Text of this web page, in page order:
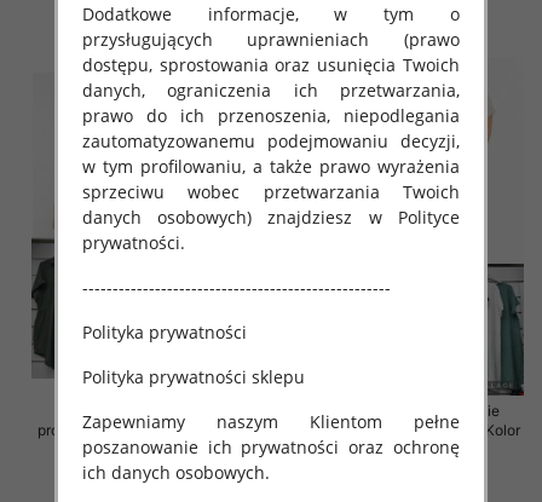
szczegóły szczegóły
produkt) Roz Standard, Mix Kolor
Paczka 5 szt
35.00 zł
Sukienki damskie (Włoskie
produkt) Roz Standard, Mix Kolor
Paczka 5 szt
Dodatkowe informacje, w tym o
przysługujących uprawnieniach (prawo
dostępu, sprostowania oraz usunięcia Twoich
danych, ograniczenia ich przetwarzania,
prawo do ich przenoszenia, niepodlegania
zautomatyzowanemu podejmowaniu decyzji,
w tym profilowaniu, a także prawo wyrażenia
sprzeciwu wobec przetwarzania Twoich
danych osobowych) znajdziesz w Polityce
prywatności.
---------------------------------------------------
Polityka prywatności
Polityka prywatności sklepu
Zapewniamy naszym Klientom pełne
poszanowanie ich prywatności oraz ochronę
ich danych osobowych.